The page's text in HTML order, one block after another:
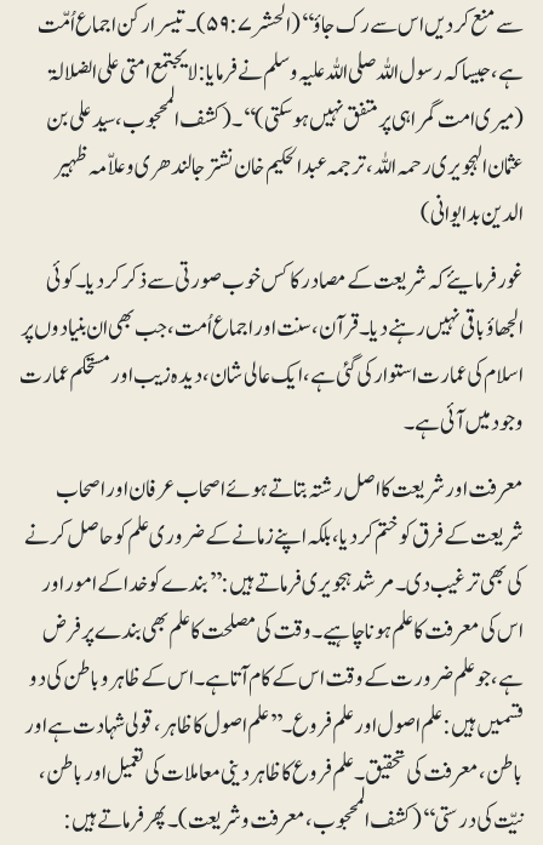
سے منع کردیں اس سے رک جاؤ‘‘ (الحشر ۵۹:۷)۔ تیسرا رکن اجماع اُمّت
ہے، جیسا کہ رسول اللہ صلی اللہ علیہ وسلم نے فرمایا: لا یجتمع امتی علی الضلالۃ
(میری امت گمراہی پر متفق نہیں ہوسکتی)‘‘۔ (کشف المحجوب، سید علی بن
عثمان الہجویری رحمہ اللہ ، ترجمہ عبدالحکیم خان نشتر جالندھری وعلاّمہ ظہیر
الدین بدایوانی)
غور فرمایئے کہ شریعت کے مصادر کا کس خوب صورتی سے ذکر کردیا۔ کوئی
الجھاؤ باقی نہیں رہنے دیا ۔ قرآن، سنت اور اجماع اُمت، جب بھی ان بنیادوں پر
اسلام کی عمارت استوار کی گئی ہے، ایک عالی شان، دیدہ زیب اور مستحکم عمارت
وجود میں آئی ہے۔
معرفت اور شریعت کا اصل رشتہ بتاتے ہوئے اصحاب عرفان اور اصحاب
شریعت کے فرق کو ختم کردیا، بلکہ اپنے زمانے کے ضروری علم کو حاصل کرنے
کی بھی ترغیب دی۔ مرشدہجویری فرماتے ہیں: ’’بندے کو خدا کے امور اور
اس کی معرفت کا علم ہونا چاہیے۔ وقت کی مصلحت کا علم بھی بندے پر فرض
ہے، جو علم ضرورت کے وقت اس کے کام آتا ہے۔ اس کے ظاہر وباطن کی دو
قسمیں ہیں: علم اصول اور علم فروع۔ ’’علم اصول کا ظاہر ،قولی شہادت ہے اور
باطن، معرفت کی تحقیق۔ علم فروع کا ظاہر دینی معاملات کی تعمیل اور باطن،
نیّت کی درستی‘‘ (کشف المحجوب، معرفت وشریعت)۔ پھر فرماتے ہیں: